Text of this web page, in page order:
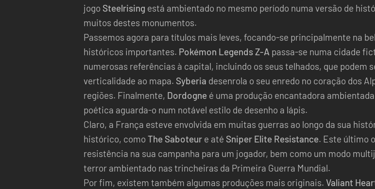
jogo Steelrising está ambientado no mesmo período numa versão de
muitos destes monumentos.
Passemos agora para títulos mais leves, focando-se principalmente na
históricos importantes. Pokémon Legends Z-A passa-se numa cidade
numerosas referências à capital, incluindo os seus telhados, que podem
verticalidade ao mapa. Syberia desenrola o seu enredo no coração dos
regiões. Finalmente, Dordogne é uma produção encantadora
poética aguarda-o num notável estilo de desenho a lápis.
Claro, a França esteve envolvida em muitas guerras ao longo da sua
histórico, como The Saboteur e até Sniper Elite Resistance. Este último
resistência na sua campanha para um jogador, bem como um modo
terror ambientado nas trincheiras da Primeira Guerra Mundial.
Por fim, existem também algumas produções mais originais. Valiant